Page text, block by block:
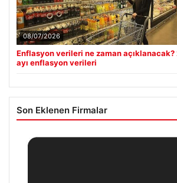
08/07/2026
Enflasyon verileri ne zaman açıklanacak?
ayı enflasyon verileri
Son Eklenen Firmalar